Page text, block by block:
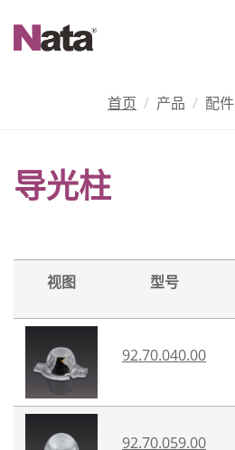
首页 产品 配件
导光柱
视图 型号
92.70.040.00
92.70.059.00